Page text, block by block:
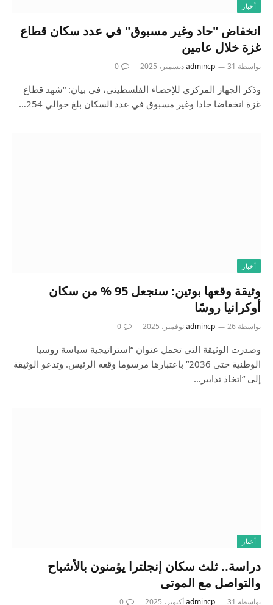
أخبار
انخفاض "حاد وغير مسبوق" في عدد سكان قطاع
غزة خلال عامين
بواسطة admincp 31 ديسمبر، 2025 0
وذكر الجهاز المركزي للإحصاء الفلسطيني، في بيان: “شهد قطاع
غزة انخفاضا حادا وغير مسبوق في عدد السكان بلغ حوالي 254…
أخبار
وثيقة وقعها بوتين: سنجعل 95 % من سكان
أوكرانيا روسًا
بواسطة admincp 26 نوفمبر، 2025 0
وصدرت الوثيقة التي تحمل عنوان “استراتيجية سياسة روسيا
الوطنية حتى 2036” باعتبارها مرسوما وقعه الرئيس. وتدعو الوثيقة
إلى “اتخاذ تدابير…
أخبار
دراسة.. ثلث سكان إنجلترا يؤمنون بالأشباح
والتواصل مع الموتى
بواسطة admincp 31 أكتوبر، 2025 0